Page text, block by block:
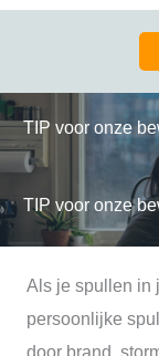
TIP voor onze
TIP voor onze
Als je spullen in
persoonlijke
door brand,